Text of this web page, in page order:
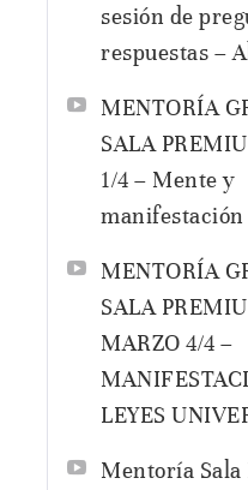
sesión de
respuestas –
MENTORÍA
SALA
1/4 – Mente y
manifestación
MENTORÍA
SALA
MARZO 4/4 –
LEYES
Mentoría